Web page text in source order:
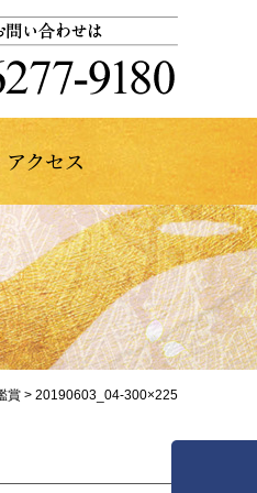
アクセス
賞 > 20190603_04-300×225